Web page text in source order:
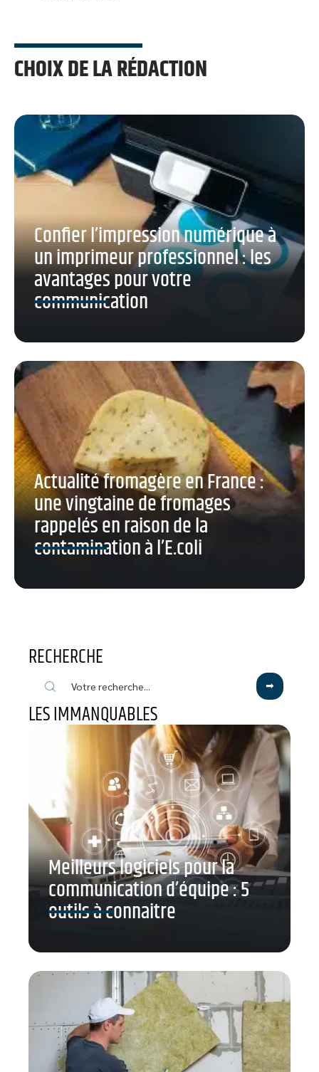
CHOIX DE LA RÉDACTION
Confier l’impression numérique à
un imprimeur professionnel : les
avantages pour votre
communication
Actualité fromagère en France :
une vingtaine de fromages
rappelés en raison de la
contamination à l’E.coli
RECHERCHE
LES IMMANQUABLES
Meilleurs logiciels pour la
communication d’équipe : 5
outils à connaitre